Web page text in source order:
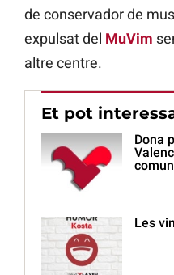
de conservador de
expulsat del MuVim
altre centre.
Et pot
Dona
Les